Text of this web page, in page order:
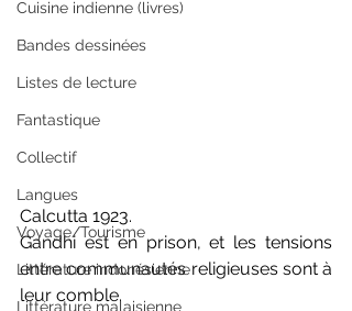
Cuisine indienne (livres)
Bandes dessinées
Listes de lecture
Fantastique
Collectif
Langues
Voyage/Tourisme
Littérature indonésienne
Littérature malaisienne
Calcutta 1923.
Gandhi est en prison, et les tensions
entre communautés religieuses sont à
leur comble.